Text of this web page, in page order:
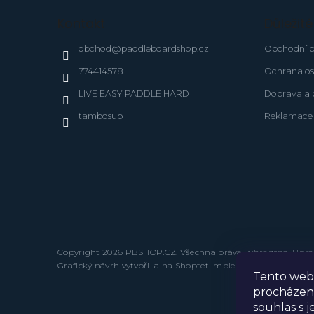
Tento
souhlas s
obchod@paddleboardshop.cz
774414578
LIVE EASY PADDLE HARD
tambosup
Obchodní
Ochrana
Doprava a
Copyright 2026 PBSHOP.CZ . Všechna práva vyhrazena.
Grafický návrh vytvořil a na Shoptet implementoval